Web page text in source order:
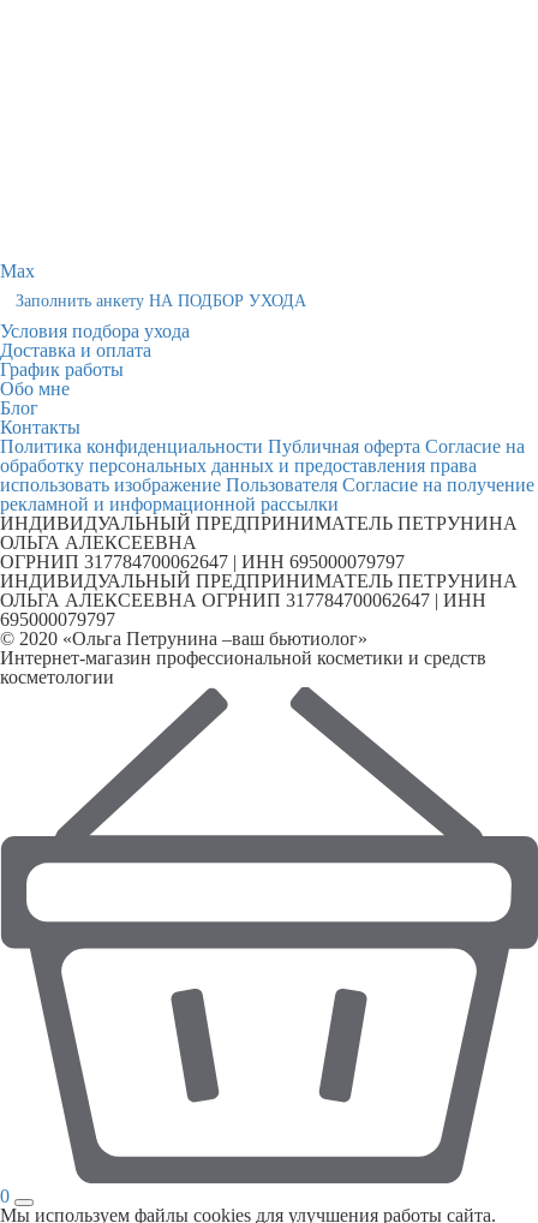
Max
Заполнить анкету НА ПОДБОР УХОДА
Условия подбора ухода
Доставка и оплата
График работы
Обо мне
Блог
Контакты
Политика конфиденциальности Публичная оферта Согласие на
обработку персональных данных и предоставления права
использовать изображение Пользователя Согласие на получение
рекламной и информационной рассылки
ИНДИВИДУАЛЬНЫЙ ПРЕДПРИНИМАТЕЛЬ ПЕТРУНИНА
ОЛЬГА АЛЕКСЕЕВНА
ОГРНИП 317784700062647 | ИНН 695000079797
ИНДИВИДУАЛЬНЫЙ ПРЕДПРИНИМАТЕЛЬ ПЕТРУНИНА
ОЛЬГА АЛЕКСЕЕВНА ОГРНИП 317784700062647 | ИНН
695000079797
© 2020 «Ольга Петрунина –ваш бьютиолог»
Интернет-магазин профессиональной косметики и средств
косметологии
0
Мы используем файлы cookies для улучшения работы сайта.